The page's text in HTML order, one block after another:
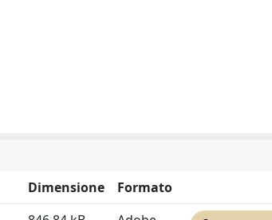
Dimensione
Formato